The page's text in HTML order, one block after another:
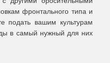
фронтального типа и
подать вашим культурам
в самый нужный для них